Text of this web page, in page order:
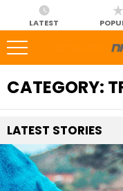
LATEST
CATEGORY:
LATEST STORIES